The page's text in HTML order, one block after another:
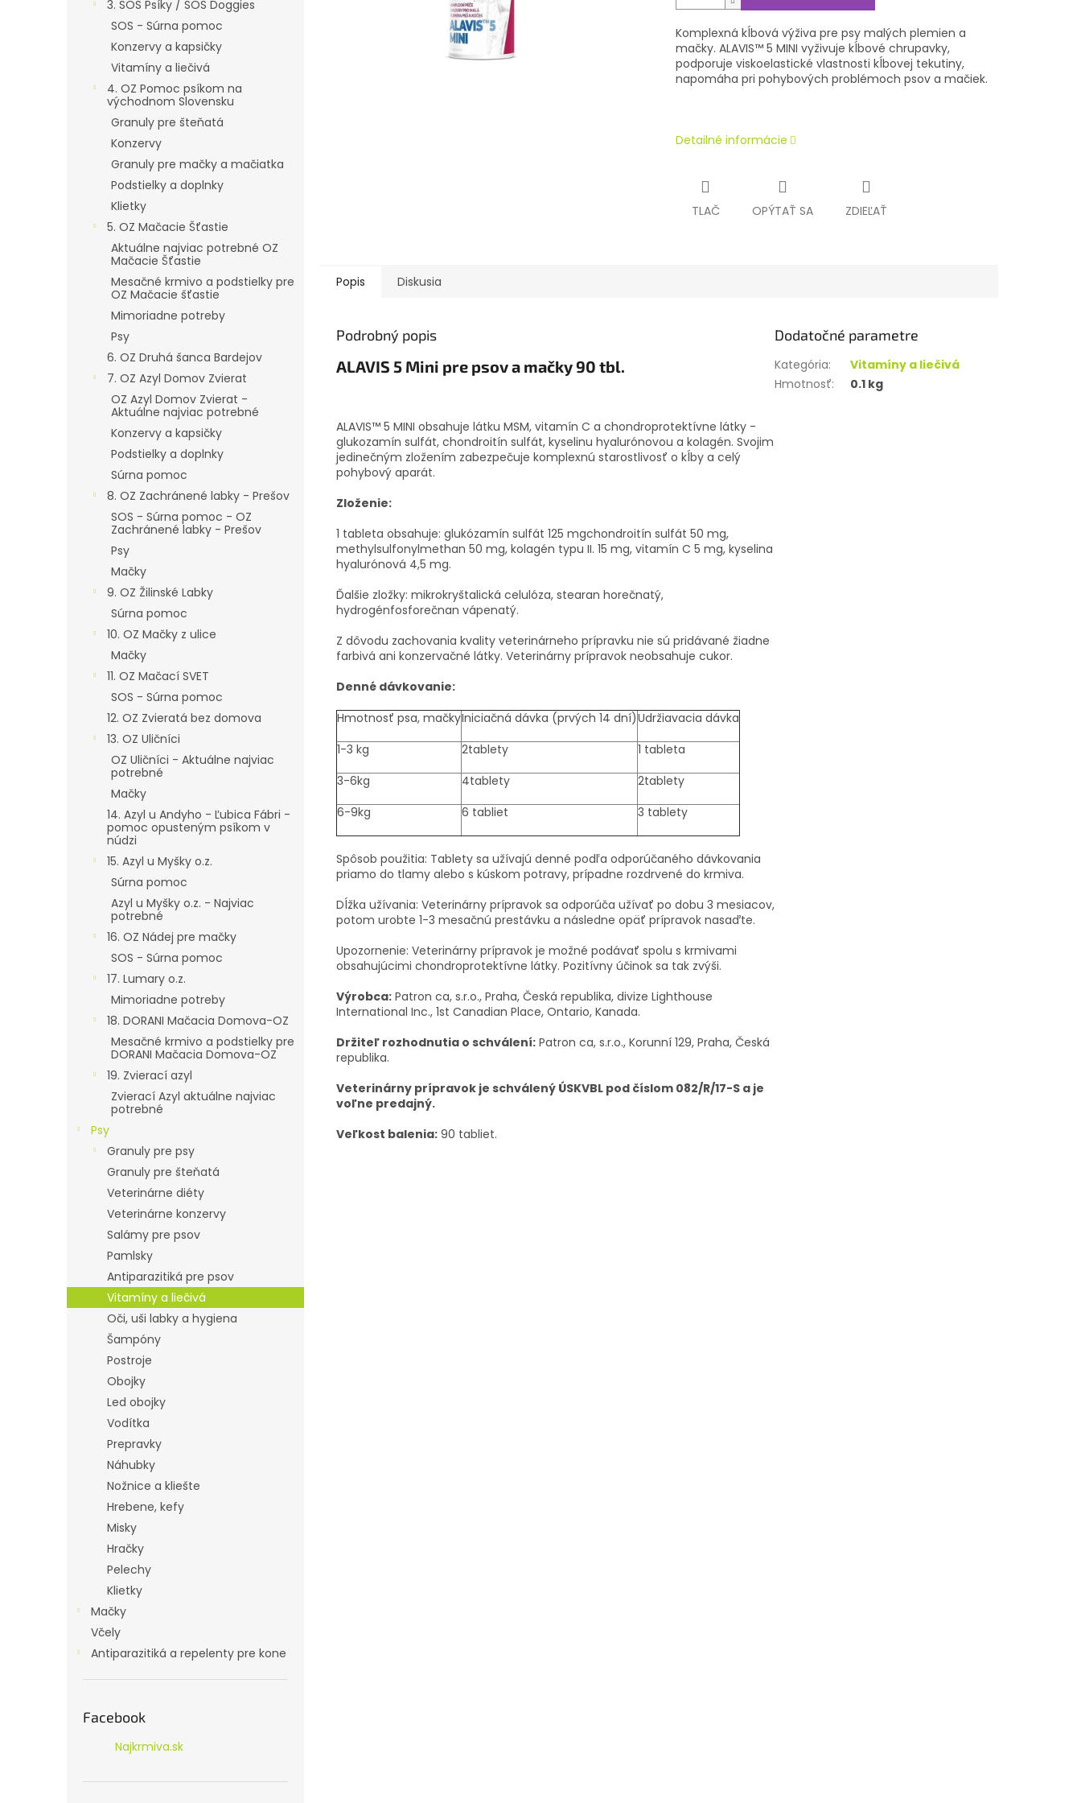
3. SOS Psíky / SOS Doggies
SOS - Súrna pomoc
Konzervy a kapsičky
Vitamíny a liečivá
4. OZ Pomoc psíkom na
východnom Slovensku
Granuly pre šteňatá
Konzervy
Granuly pre mačky a mačiatka
Podstielky a doplnky
Klietky
5. OZ Mačacie Šťastie
Aktuálne najviac potrebné OZ
Mačacie Šťastie
Mesačné krmivo a podstielky pre
OZ Mačacie šťastie
Mimoriadne potreby
Psy
6. OZ Druhá šanca Bardejov
7. OZ Azyl Domov Zvierat
OZ Azyl Domov Zvierat -
Aktuálne najviac potrebné
Konzervy a kapsičky
Podstielky a doplnky
Súrna pomoc
8. OZ Zachránené labky - Prešov
SOS - Súrna pomoc - OZ
Zachránené labky - Prešov
Psy
Mačky
9. OZ Žilinské Labky
Súrna pomoc
10. OZ Mačky z ulice
Mačky
11. OZ Mačací SVET
SOS - Súrna pomoc
12. OZ Zvieratá bez domova
13. OZ Uličníci
OZ Uličníci - Aktuálne najviac
potrebné
Mačky
14. Azyl u Andyho - Ľubica Fábri -
pomoc opusteným psíkom v
núdzi
15. Azyl u Myšky o.z.
Súrna pomoc
Azyl u Myšky o.z. - Najviac
potrebné
16. OZ Nádej pre mačky
SOS - Súrna pomoc
17. Lumary o.z.
Mimoriadne potreby
18. DORANI Mačacia Domova-OZ
Mesačné krmivo a podstielky pre
DORANI Mačacia Domova-OZ
19. Zvierací azyl
Zvierací Azyl aktuálne najviac
potrebné
Psy
Granuly pre psy
Granuly pre šteňatá
Veterinárne diéty
Veterinárne konzervy
Salámy pre psov
Pamlsky
Antiparazitiká pre psov
Vitamíny a liečivá
Oči, uši labky a hygiena
Šampóny
Postroje
Obojky
Led obojky
Vodítka
Prepravky
Náhubky
Nožnice a kliešte
Hrebene, kefy
Misky
Hračky
Pelechy
Klietky
Mačky
Včely
Antiparazitiká a repelenty pre kone
Facebook
Najkrmiva.sk
Komplexná kĺbová výživa pre psy malých plemien a
mačky. ALAVIS™ 5 MINI vyživuje kĺbové chrupavky,
podporuje viskoelastické vlastnosti kĺbovej tekutiny,
napomáha pri pohybových problémoch psov a mačiek.
Detailné informácie
TLAČ OPÝTAŤ SA ZDIEĽAŤ
Popis Diskusia
Podrobný popis
ALAVIS 5 Mini pre psov a mačky 90 tbl.
ALAVIS™ 5 MINI obsahuje látku MSM, vitamín C a chondroprotektívne látky -
glukozamín sulfát, chondroitín sulfát, kyselinu hyalurónovou a kolagén. Svojim
jedinečným zložením zabezpečuje komplexnú starostlivosť o kĺby a celý
pohybový aparát.
Zloženie:
1 tableta obsahuje: glukózamín sulfát 125 mgchondroitín sulfát 50 mg,
methylsulfonylmethan 50 mg, kolagén typu II. 15 mg, vitamín C 5 mg, kyselina
hyalurónová 4,5 mg.
Ďalšie zložky: mikrokryštalická celulóza, stearan horečnatý,
hydrogénfosforečnan vápenatý.
Z dôvodu zachovania kvality veterinárneho prípravku nie sú pridávané žiadne
farbivá ani konzervačné látky. Veterinárny prípravok neobsahuje cukor.
Denné dávkovanie:
Hmotnosť psa, mačkyIniciačná dávka (prvých 14 dní)Udržiavacia dávka
1-3 kg
2tablety
1 tableta
3-6kg
4tablety
2tablety
6-9kg
6 tabliet 3 tablety
Spôsob použitia: Tablety sa užívajú denné podľa odporúčaného dávkovania
priamo do tlamy alebo s kúskom potravy, prípadne rozdrvené do krmiva.
Dĺžka užívania: Veterinárny prípravok sa odporúča užívať po dobu 3 mesiacov,
potom urobte 1-3 mesačnú prestávku a následne opäť prípravok nasaďte.
Upozornenie: Veterinárny prípravok je možné podávať spolu s krmivami
obsahujúcimi chondroprotektívne látky. Pozitívny účinok sa tak zvýši.
Výrobca: Patron ca, s.r.o., Praha, Česká republika, divize Lighthouse
International Inc., 1st Canadian Place, Ontario, Kanada.
Držiteľ rozhodnutia o schválení: Patron ca, s.r.o., Korunní 129, Praha, Česká
republika.
Veterinárny prípravok je schválený ÚSKVBL pod číslom 082/R/17-S a je
voľne predajný.
Veľkost balenia: 90 tabliet.
Dodatočné parametre
Kategória:
Vitamíny a liečivá
Hmotnosť: 0.1 kg